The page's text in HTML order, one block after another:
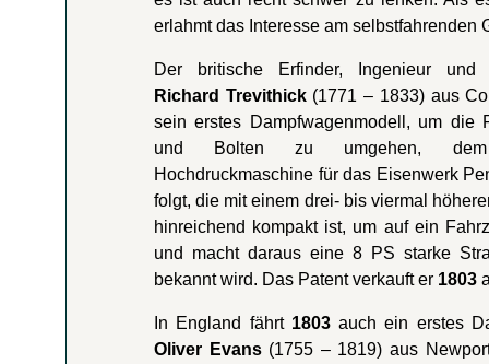
erlahmt das Interesse am selbstfahrenden
Der britische Erfinder, Ingenieur und
Richard Trevithick(1771 – 1833) aus
sein erstes Dampfwagenmodell, um die
und Bolten zu umgehen,
Hochdruckmaschine für das Eisenwerk
folgt, die mit einem drei- bis viermal
hinreichend kompakt ist, um auf ein
und macht daraus eine 8 PS starke
bekannt wird. Das Patent verkauft er 1803
In England fährt 1803auch ein erstes
Oliver Evans(1755 – 1819) aus